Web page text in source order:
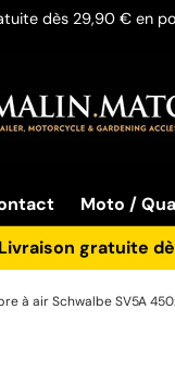
dès 29,90 € en
Moto /
Livraison gratuite